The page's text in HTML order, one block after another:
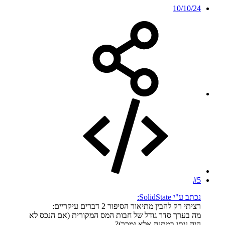
10/10/24
#5
נכתב ע"י SolidState:
רציתי רק להבין מתיאור הסיפור 2 דברים עיקריים:
מה בערך סדר גודל של חבות המס המקורית (אם הנכס לא